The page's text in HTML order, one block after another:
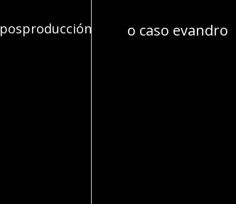
posproducción o caso evandro